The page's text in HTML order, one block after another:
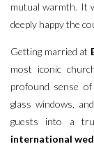
mutual warmth. It
deeply happy the
Getting married at
most iconic
profound sense
glass windows,
guests into a
international